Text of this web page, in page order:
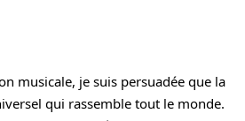
musicale, je suis persuadée que la
qui rassemble tout le monde.